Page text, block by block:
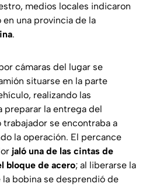
medios locales indicaron
una provincia de la
.
cámaras del lugar se
situarse en la parte
realizando las
preparar la entrega del
se encontraba a
la operación. El percance
jaló una de las cintas de
bloque de acero; al liberarse la
bobina se desprendió de